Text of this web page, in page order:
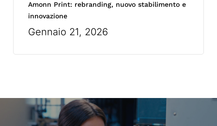
Amonn Print: rebranding, nuovo stabilimento e
innovazione
Gennaio 21, 2026